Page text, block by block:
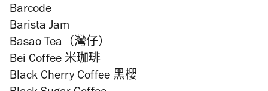
Barcode
Barista Jam
Basao Tea（灣仔）
Bei Coffee 米珈琲
Black Cherry Coffee 黑櫻